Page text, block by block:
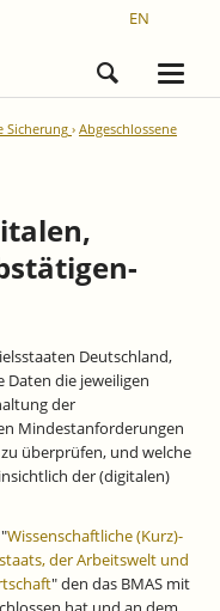
EN
Sicherung
Abgeschlossene
Deutschland,
Daten die jeweiligen
der
Mindestanforderungen
überprüfen, und welche
der (digitalen)
Wissenschaftliche (Kurz)-
der Arbeitswelt und
" den das BMAS mit